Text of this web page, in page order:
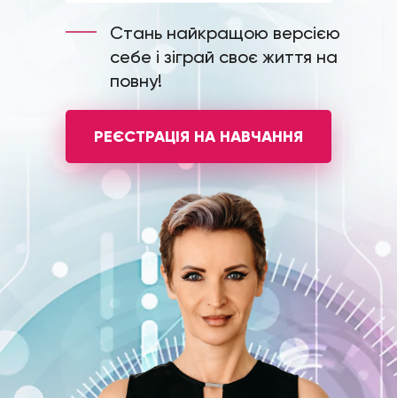
Стань найкращою версією
себе і зіграй своє життя на
повну!
РЕЄСТРАЦІЯ НА НАВЧАННЯ